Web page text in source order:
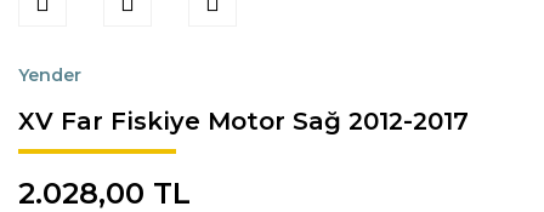
Yender
XV Far Fiskiye Motor Sağ 2012-2017
2.028,00 TL